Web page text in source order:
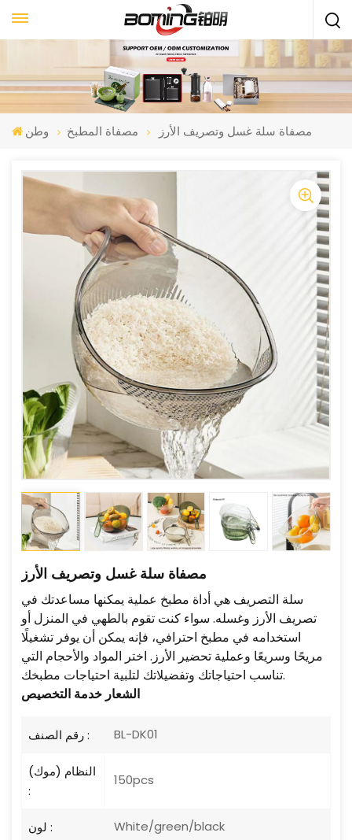
وطن مصفاة المطبخ مصفاة سلة غسل وتصريف الأرز
مصفاة سلة غسل وتصريف الأرز
سلة التصريف هي أداة مطبخ عملية يمكنها مساعدتك في
تصريف الأرز وغسله. سواء كنت تقوم بالطهي في المنزل أو
استخدامه في مطبخ احترافي، فإنه يمكن أن يوفر تشغيلًا
مريحًا وسريعًا وعملية تحضير الأرز. اختر المواد والأحجام التي
تناسب احتياجاتك وتفضيلاتك لتلبية احتياجات مطبخك.
الشعار خدمة التخصيص
رقم الصنف : BL-DK01
النظام (موك)
:
150pcs
لون : White/green/black